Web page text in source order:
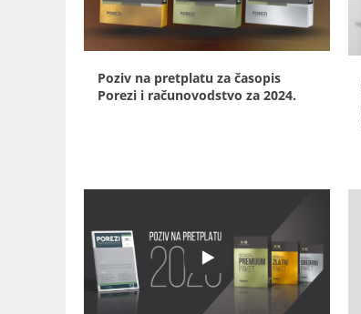
Poziv na pretplatu za časopis
Porezi i računovodstvo za 2024.